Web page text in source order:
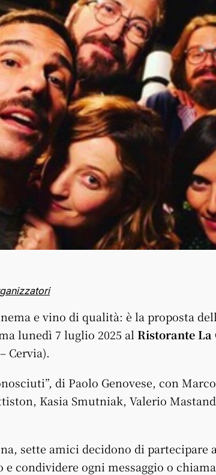
e vino di qualità: è la proposta
lunedì 7 luglio 2025 al Ristorante La
Cervia).
di Paolo Genovese, con
Kasia Smutniak, Valerio
sette amici decidono di partecipare
condividere ogni messaggio o